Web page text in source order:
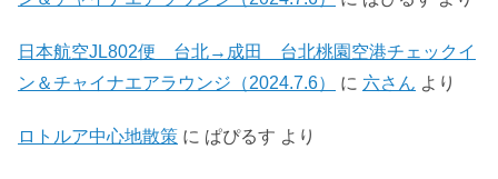
日本航空JL802便 台北→成田 台北桃園空港チェックイ
ン＆チャイナエアラウンジ（2024.7.6）
に 六さん より
ロトルア中心地散策 に ぱぴるす より